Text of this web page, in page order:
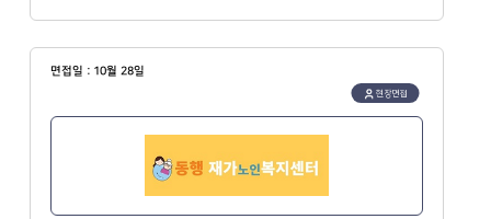
면접일 : 10월 28일
현장면접